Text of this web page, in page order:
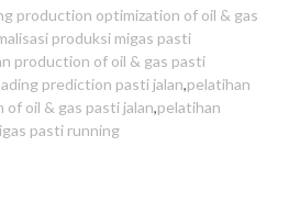
production optimization of oil & gas
produksi migas pasti
production of oil & gas pasti
prediction pasti jalan,pelatihan
oil & gas pasti jalan,pelatihan
pasti running